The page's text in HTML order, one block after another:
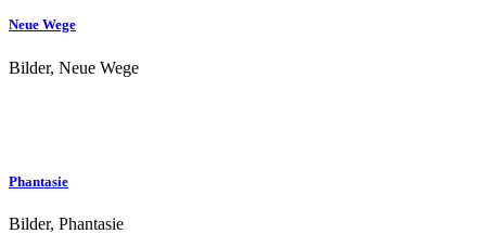
Neue Wege
Bilder, Neue Wege
Phantasie
Bilder, Phantasie